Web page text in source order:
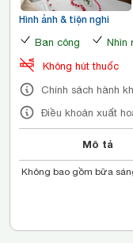
Hình ảnh & tiện nghi
Ban công Nhìn
Không hút thuốc
Chính sách hành
Điều khoản xuất
Mô tả
Không bao gồm bữa